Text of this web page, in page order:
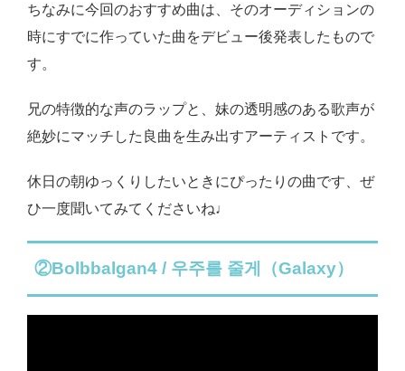
ちなみに今回のおすすめ曲は、そのオーディションの
時にすでに作っていた曲をデビュー後発表したもので
す。
兄の特徴的な声のラップと、妹の透明感のある歌声が
絶妙にマッチした良曲を生み出すアーティストです。
休日の朝ゆっくりしたいときにぴったりの曲です、ぜ
ひ一度聞いてみてくださいね♩
②Bolbbalgan4 / 우주를 줄게（Galaxy）